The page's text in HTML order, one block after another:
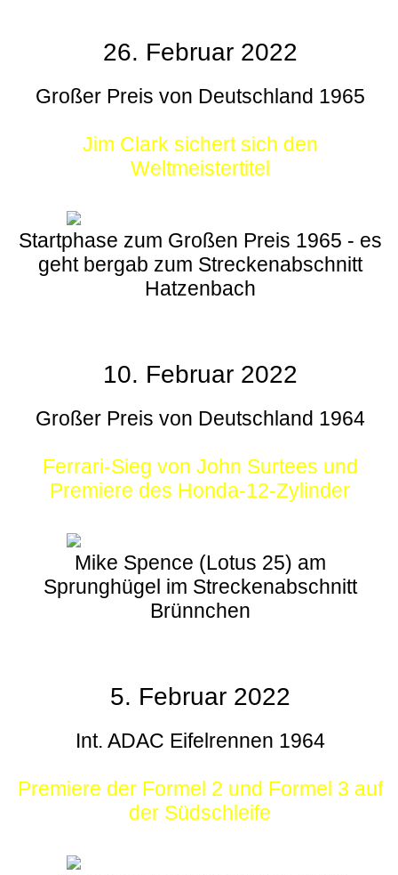
26. Februar 2022
Großer Preis von Deutschland 1965
Jim Clark sichert sich den
Weltmeistertitel
Startphase zum Großen Preis 1965 - es
geht bergab zum Streckenabschnitt
Hatzenbach
10. Februar 2022
Großer Preis von Deutschland 1964
Ferrari-Sieg von John Surtees und
Premiere des Honda-12-Zylinder
Mike Spence (Lotus 25) am
Sprunghügel im Streckenabschnitt
Brünnchen
5. Februar 2022
Int. ADAC Eifelrennen 1964
Premiere der Formel 2 und Formel 3 auf
der Südschleife